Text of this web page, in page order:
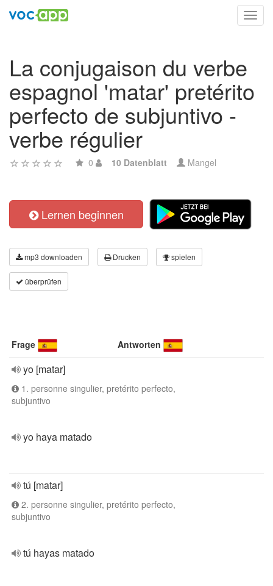
La conjugaison du verbe
espagnol 'matar' pretérito
perfecto de subjuntivo -
verbe régulier
0 10 Datenblatt Mangel
Lernen beginnen
mp3 downloaden Drucken spielen
überprüfen
Frage Antworten
yo [matar]
1. personne singulier, pretérito perfecto,
subjuntivo
yo haya matado
tú [matar]
2. personne singulier, pretérito perfecto,
subjuntivo
tú hayas matado